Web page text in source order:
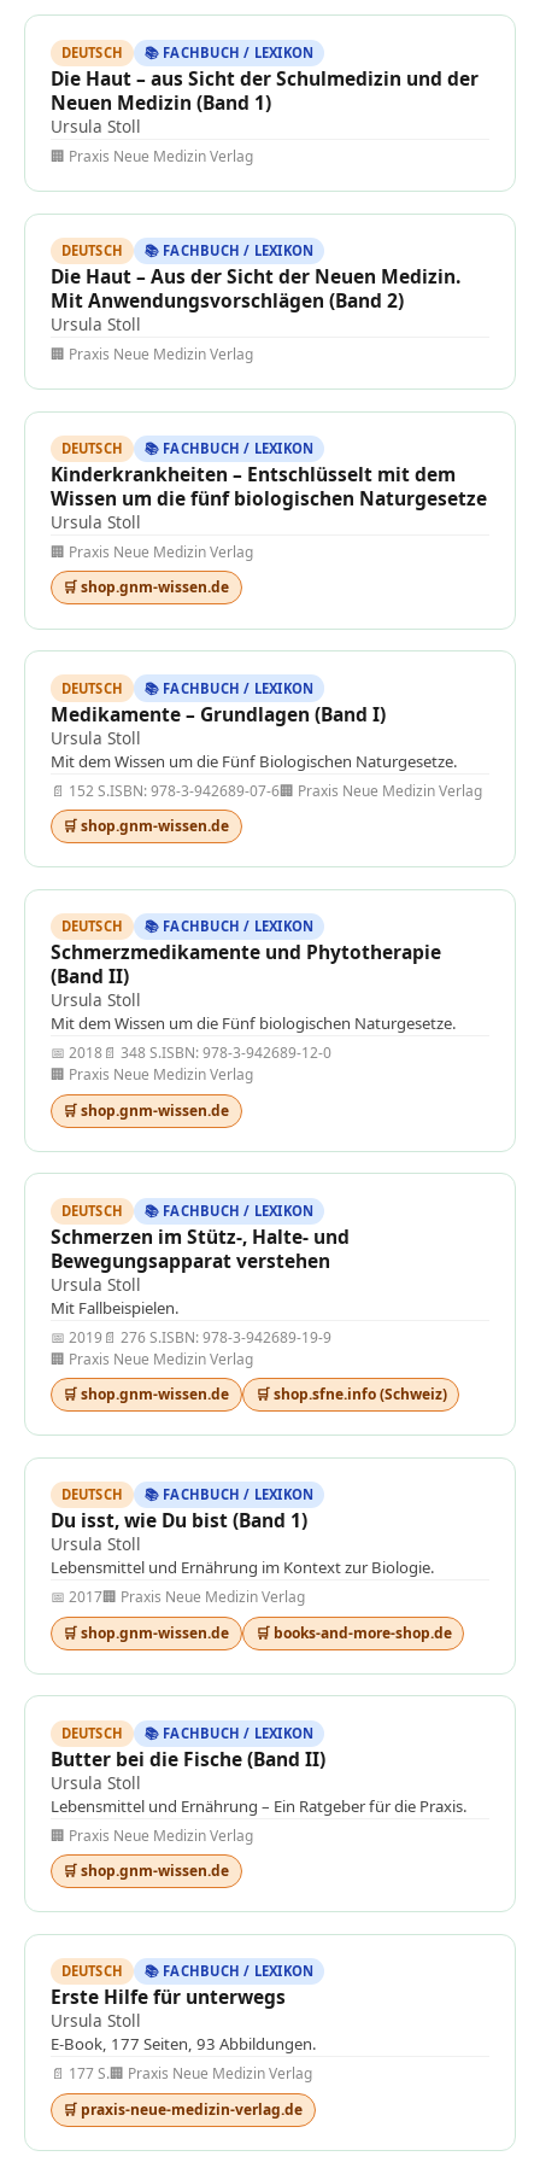
DEUTSCH 📚 FACHBUCH / LEXIKON
Die Haut – aus Sicht der Schulmedizin und der
Neuen Medizin (Band 1)
Ursula Stoll
🏢 Praxis Neue Medizin Verlag
DEUTSCH 📚 FACHBUCH / LEXIKON
Die Haut – Aus der Sicht der Neuen Medizin.
Mit Anwendungsvorschlägen (Band 2)
Ursula Stoll
🏢 Praxis Neue Medizin Verlag
DEUTSCH 📚 FACHBUCH / LEXIKON
Kinderkrankheiten – Entschlüsselt mit dem
Wissen um die fünf biologischen Naturgesetze
Ursula Stoll
🏢 Praxis Neue Medizin Verlag
🛒 shop.gnm-wissen.de
DEUTSCH 📚 FACHBUCH / LEXIKON
Medikamente – Grundlagen (Band I)
Ursula Stoll
Mit dem Wissen um die Fünf Biologischen Naturgesetze.
📄 152 S.ISBN: 978-3-942689-07-6🏢 Praxis Neue Medizin Verlag
🛒 shop.gnm-wissen.de
DEUTSCH 📚 FACHBUCH / LEXIKON
Schmerzmedikamente und Phytotherapie
(Band II)
Ursula Stoll
Mit dem Wissen um die Fünf biologischen Naturgesetze.
📅 2018📄 348 S.ISBN: 978-3-942689-12-0
🏢 Praxis Neue Medizin Verlag
🛒 shop.gnm-wissen.de
DEUTSCH 📚 FACHBUCH / LEXIKON
Schmerzen im Stütz-, Halte- und
Bewegungsapparat verstehen
Ursula Stoll
Mit Fallbeispielen.
📅 2019📄 276 S.ISBN: 978-3-942689-19-9
🏢 Praxis Neue Medizin Verlag
🛒 shop.gnm-wissen.de
🛒 shop.sfne.info (Schweiz)
DEUTSCH 📚 FACHBUCH / LEXIKON
Du isst, wie Du bist (Band 1)
Ursula Stoll
Lebensmittel und Ernährung im Kontext zur Biologie.
📅 2017🏢 Praxis Neue Medizin Verlag
🛒 shop.gnm-wissen.de
🛒 books-and-more-shop.de
DEUTSCH 📚 FACHBUCH / LEXIKON
Butter bei die Fische (Band II)
Ursula Stoll
Lebensmittel und Ernährung – Ein Ratgeber für die Praxis.
🏢 Praxis Neue Medizin Verlag
🛒 shop.gnm-wissen.de
DEUTSCH 📚 FACHBUCH / LEXIKON
Erste Hilfe für unterwegs
Ursula Stoll
E-Book, 177 Seiten, 93 Abbildungen.
📄 177 S.🏢 Praxis Neue Medizin Verlag
🛒 praxis-neue-medizin-verlag.de